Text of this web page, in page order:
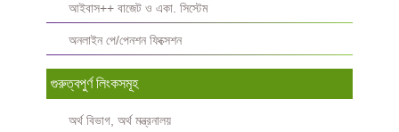
আইবাস++ বাজেট ও একা. সিস্টেম
অনলাইন পে/পেনশন ফিক্সেশন
গুরুত্বপুর্ণ লিংকসমূহ
অর্থ বিভাগ, অর্থ মন্ত্রনালয়